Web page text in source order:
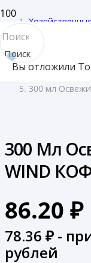
Поиск
товара
Вы отложили
Бытовая химия
/
300 мл
300 Мл
WIND
86.20 ₽
78.36 ₽ -
рублей